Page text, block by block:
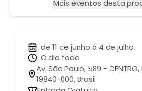
Mais eventos desta
de 11 de junho à 4 de julho
O dia todo
Av. São Paulo, 589 -
19840-000, Brasil